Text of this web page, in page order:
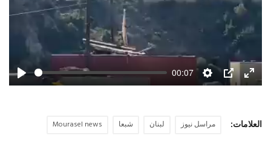
Play
00:07
Settings
PIP
Enter
العلامات: مراسل نيوز لبنان شبعا Mourasel news